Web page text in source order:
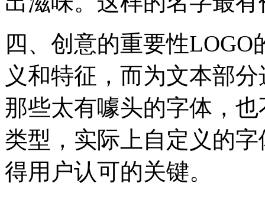
四、创意的重要性
义和特征，而为文本部
那些太有噱头的字体，
类型，实际上自定义的
得用户认可的关键。